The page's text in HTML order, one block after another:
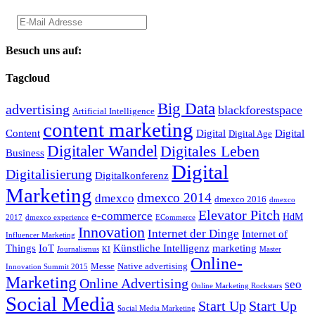
Besuch uns auf:
Tagcloud
advertising Artificial Intelligence Big Data blackforestspace
Content content marketing Digital Digital Age Digital
Business Digitaler WandelDigitales Leben
Digitalisierung Digitalkonferenz Digital
Marketing dmexco dmexco 2014 dmexco 2016 dmexco
2017 dmexco experience e-commerce ECommerce Elevator Pitch HdM
Influencer Marketing Innovation Internet der Dinge Internet of
Things IoT Journalismus KI Künstliche Intelligenz marketing Master
Innovation Summit 2015 Messe Native advertising Online-
MarketingOnline Advertising Online Marketing Rockstars seo
Social Media Social Media Marketing Start Up Start Up